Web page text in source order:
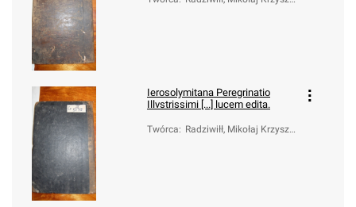
Ierosolymitana Peregrinatio
Illvstrissimi [...] lucem edita.
Twórca: Radziwiłł, Mikołaj Krzyszt